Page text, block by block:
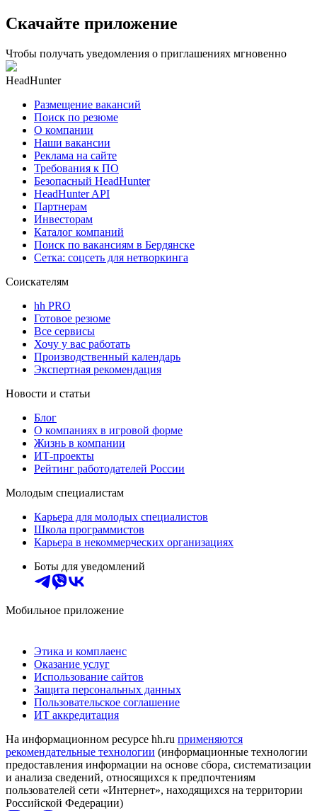
Скачайте приложение
Чтобы получать уведомления о приглашениях мгновенно
HeadHunter
Размещение вакансий
Поиск по резюме
О компании
Наши вакансии
Реклама на сайте
Требования к ПО
Безопасный HeadHunter
HeadHunter API
Партнерам
Инвесторам
Каталог компаний
Поиск по вакансиям в Бердянске
Сетка: соцсеть для нетворкинга
Соискателям
hh PRO
Готовое резюме
Все сервисы
Хочу у вас работать
Производственный календарь
Экспертная рекомендация
Новости и статьи
Блог
О компаниях в игровой форме
Жизнь в компании
ИТ-проекты
Рейтинг работодателей России
Молодым специалистам
Карьера для молодых специалистов
Школа программистов
Карьера в некоммерческих организациях
Боты для уведомлений
Мобильное приложение
Этика и комплаенс
Оказание услуг
Использование сайтов
Защита персональных данных
Пользовательское соглашение
ИТ аккредитация
На информационном ресурсе hh.ru применяются
рекомендательные технологии (информационные технологии
предоставления информации на основе сбора, систематизации
и анализа сведений, относящихся к предпочтениям
пользователей сети «Интернет», находящихся на территории
Российской Федерации)